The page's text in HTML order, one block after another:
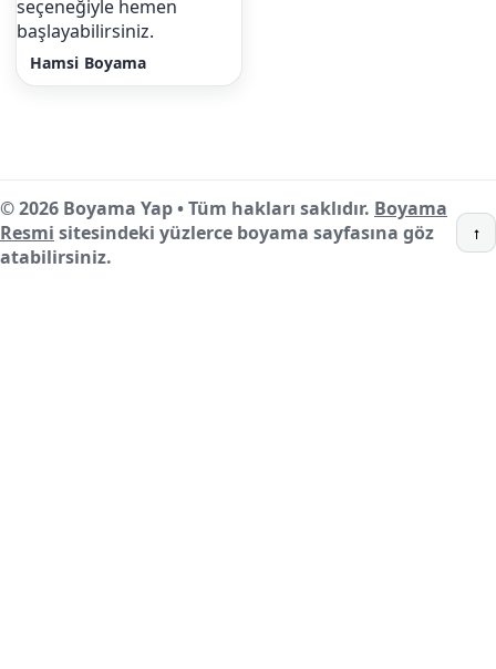
Hamsi Boyama
© 2026 Boyama Yap • Tüm hakları saklıdır. Boyama
Resmi sitesindeki yüzlerce boyama sayfasına göz
atabilirsiniz.
↑